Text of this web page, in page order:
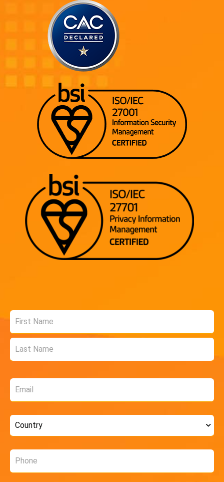
Name
Email
Country
Phone